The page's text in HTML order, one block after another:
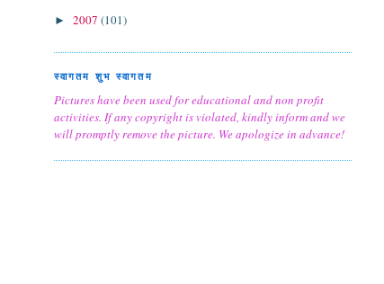
► 2007 (101)
स्वागतम शुभ स्वागतम
Pictures have been used for educational and non profit
activities. If any copyright is violated, kindly inform and we
will promptly remove the picture. We apologize in advance!